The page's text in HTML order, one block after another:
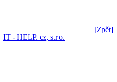
[Zpět]
IT - HELP. cz, s.r.o.